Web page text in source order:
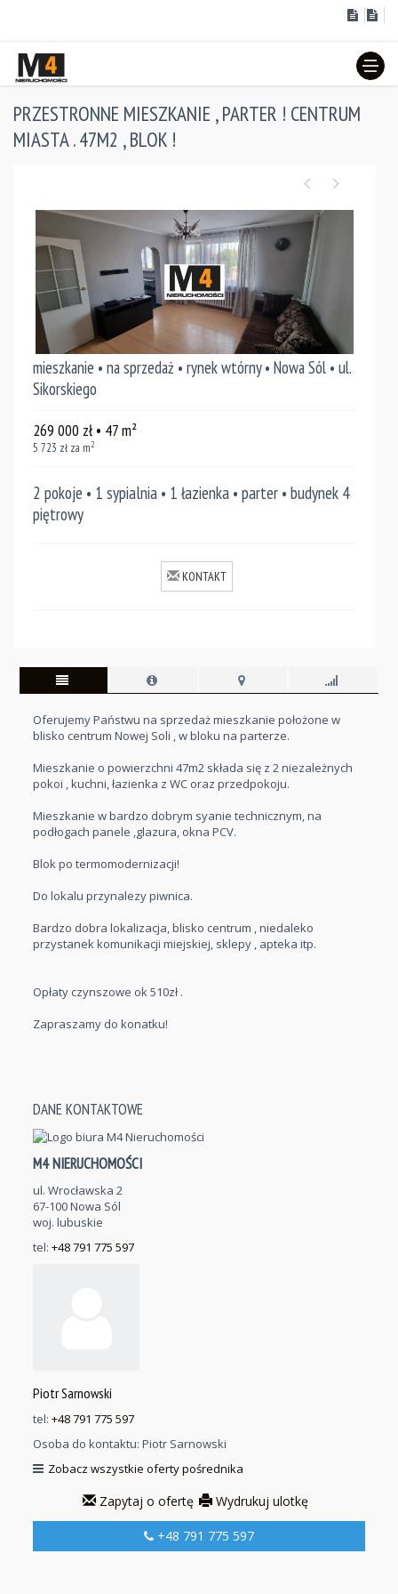
PRZESTRONNE MIESZKANIE , PARTER ! CENTRUM
MIASTA . 47M2 , BLOK !
mieszkanie • na sprzedaż • rynek wtórny • Nowa Sól • ul.
Sikorskiego
269 000 zł • 47m²
5 723 zł za m2
2 pokoje • 1 sypialnia • 1 łazienka • parter • budynek 4
piętrowy
KONTAKT
Oferujemy Państwu na sprzedaż mieszkanie położone w
blisko centrum Nowej Soli , w bloku na parterze.
Mieszkanie o powierzchni 47m2 składa się z 2 niezależnych
pokoi , kuchni, łazienka z WC oraz przedpokoju.
Mieszkanie w bardzo dobrym syanie technicznym, na
podłogach panele ,glazura, okna PCV.
Blok po termomodernizacji!
Do lokalu przynalezy piwnica.
Bardzo dobra lokalizacja, blisko centrum , niedaleko
przystanek komunikacji miejskiej, sklepy , apteka itp.
Opłaty czynszowe ok 510zł .
Zapraszamy do konatku!
DANE KONTAKTOWE
M4 NIERUCHOMOŚCI
ul. Wrocławska 2
67-100 Nowa Sól
woj. lubuskie
tel: +48 791 775 597
Piotr Sarnowski
tel: +48 791 775 597
Osoba do kontaktu: Piotr Sarnowski
Zobacz wszystkie oferty pośrednika
Zapytaj o ofertę Wydrukuj ulotkę
+48 791 775 597